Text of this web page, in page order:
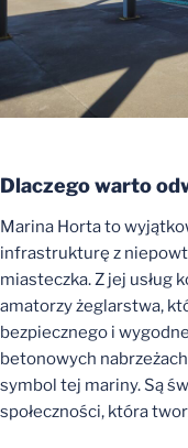
Dlaczego warto
Marina Horta to
infrastrukturę z
miasteczka. Z jej usług
amatorzy żeglarstwa,
bezpiecznego i
betonowych
symbol tej mariny. Są
społeczności, która